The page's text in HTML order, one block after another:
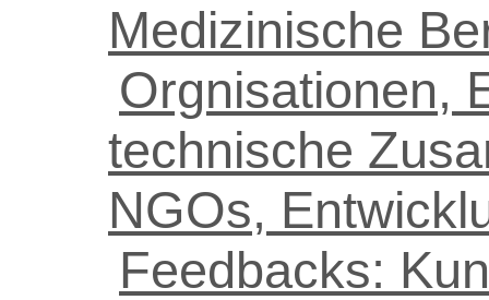
Medizinische
Orgnisationen,
technische
NGOs,
Feedbacks: